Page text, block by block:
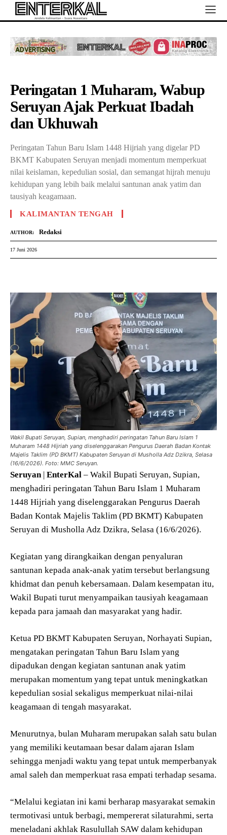
Peringatan 1 Muharam, Wabup
Seruyan Ajak Perkuat Ibadah
dan Ukhuwah
Peringatan Tahun Baru Islam 1448 Hijriah yang digelar PD
BKMT Kabupaten Seruyan menjadi momentum memperkuat
nilai keislaman, kepedulian sosial, dan semangat hijrah menuju
kehidupan yang lebih baik melalui santunan anak yatim dan
tausiyah keagamaan.
KALIMANTAN TENGAH
AUTHOR: Redaksi
17 Juni 2026
Wakil Bupati Seruyan, Supian, menghadiri peringatan Tahun Baru Islam 1
Muharam 1448 Hijriah yang diselenggarakan Pengurus Daerah Badan Kontak
Majelis Taklim (PD BKMT) Kabupaten Seruyan di Musholla Adz Dzikra, Selasa
(16/6/2026). Foto: MMC Seruyan.
Seruyan| EnterKal – Wakil Bupati Seruyan, Supian,
menghadiri peringatan Tahun Baru Islam 1 Muharam
1448 Hijriah yang diselenggarakan Pengurus Daerah
Badan Kontak Majelis Taklim (PD BKMT) Kabupaten
Seruyan di Musholla Adz Dzikra, Selasa (16/6/2026).
Kegiatan yang dirangkaikan dengan penyaluran
santunan kepada anak-anak yatim tersebut berlangsung
khidmat dan penuh kebersamaan. Dalam kesempatan itu,
Wakil Bupati turut menyampaikan tausiyah keagamaan
kepada para jamaah dan masyarakat yang hadir.
Ketua PD BKMT Kabupaten Seruyan, Norhayati Supian,
mengatakan peringatan Tahun Baru Islam yang
dipadukan dengan kegiatan santunan anak yatim
merupakan momentum yang tepat untuk meningkatkan
kepedulian sosial sekaligus memperkuat nilai-nilai
keagamaan di tengah masyarakat.
Menurutnya, bulan Muharam merupakan salah satu bulan
yang memiliki keutamaan besar dalam ajaran Islam
sehingga menjadi waktu yang tepat untuk memperbanyak
amal saleh dan memperkuat rasa empati terhadap sesama.
“Melalui kegiatan ini kami berharap masyarakat semakin
termotivasi untuk berbagi, mempererat silaturahmi, serta
meneladani akhlak Rasulullah SAW dalam kehidupan